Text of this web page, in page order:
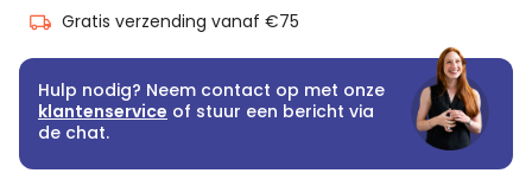
Gratis verzending vanaf €75
Hulp nodig? Neem contact op met onze
klantenservice of stuur een bericht via
de chat.